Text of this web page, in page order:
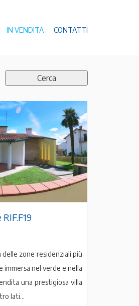
IN VENDITA CONTATTI
delle zone residenziali più
immersa nel verde e nella
una prestigiosa villa
lati...